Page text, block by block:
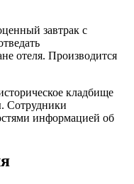
завтрак с
отеля. Производится
кладбище
Сотрудники
информацией об